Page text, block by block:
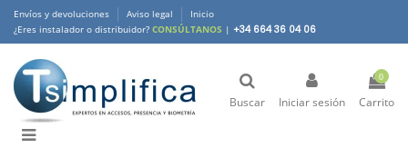
Envíos y devoluciones Aviso legal
Inicio
¿Eres instalador o distribuidor? CONSÚLTANOS | +34 664 36 04 06
Buscar Iniciar sesión
0
Carrito